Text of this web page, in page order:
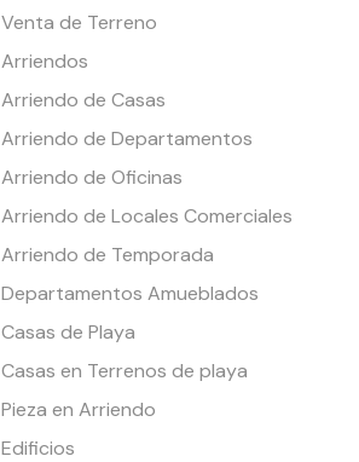
Venta de Terreno
Arriendos
Arriendo de Casas
Arriendo de Departamentos
Arriendo de Oficinas
Arriendo de Locales Comerciales
Arriendo de Temporada
Departamentos Amueblados
Casas de Playa
Casas en Terrenos de playa
Pieza en Arriendo
Edificios